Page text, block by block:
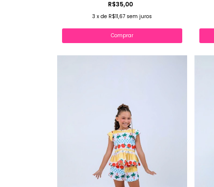
R$35,00
3 xde R$11,67 sem juros
Comprar